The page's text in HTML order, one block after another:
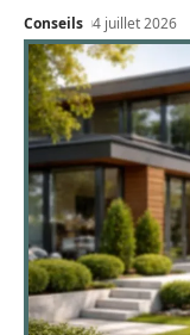
Conseils 4 juillet 2026